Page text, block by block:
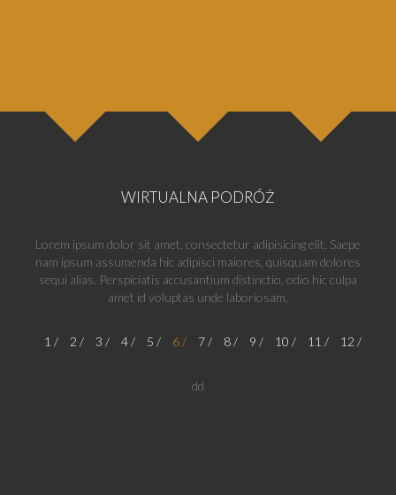
WIRTUALNA PODRÓŻ
Lorem ipsum dolor sit amet, consectetur adipisicing elit. Saepe
nam ipsum assumenda hic adipisci maiores, quisquam dolores
sequi alias. Perspiciatis accusantium distinctio, odio hic culpa
amet id voluptas unde laboriosam.
1 2 3 4 5 6 7 8 9 10 11 12
dd